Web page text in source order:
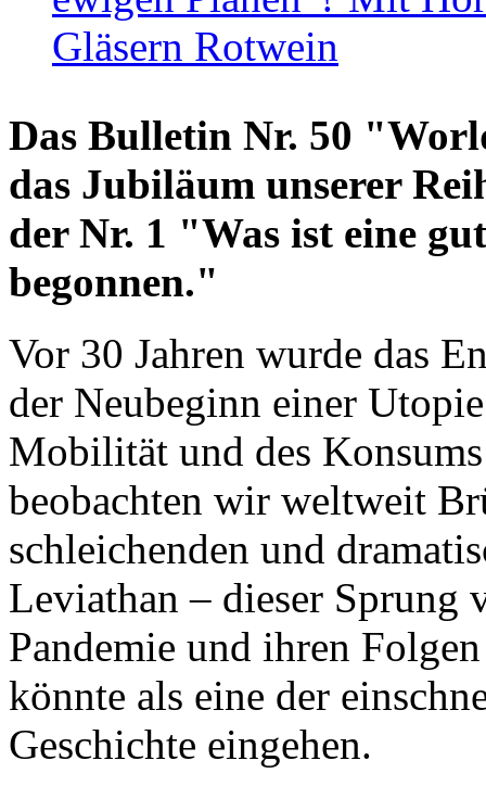
Gläsern Rotwein
Das Bulletin Nr. 50
das Jubiläum unserer
der Nr. 1 "Was ist eine
begonnen."
Vor 30 Jahren wurde das
der Neubeginn einer
Mobilität und des
beobachten wir weltweit
schleichenden und
Leviathan – dieser Sprung
Pandemie und ihren
könnte als eine der
Geschichte eingehen.